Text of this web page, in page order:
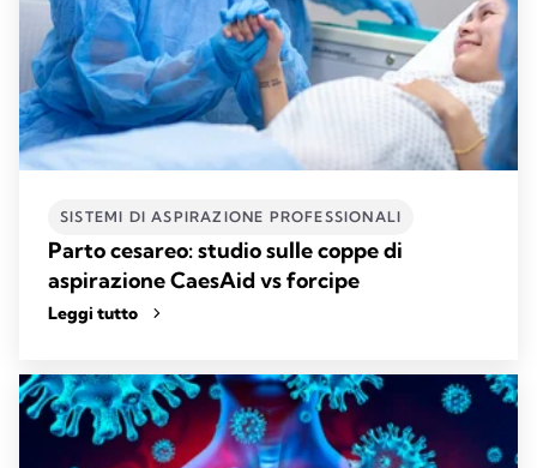
SISTEMI DI ASPIRAZIONE PROFESSIONALI​
Parto cesareo: studio sulle coppe di
aspirazione CaesAid vs forcipe
Leggi tutto